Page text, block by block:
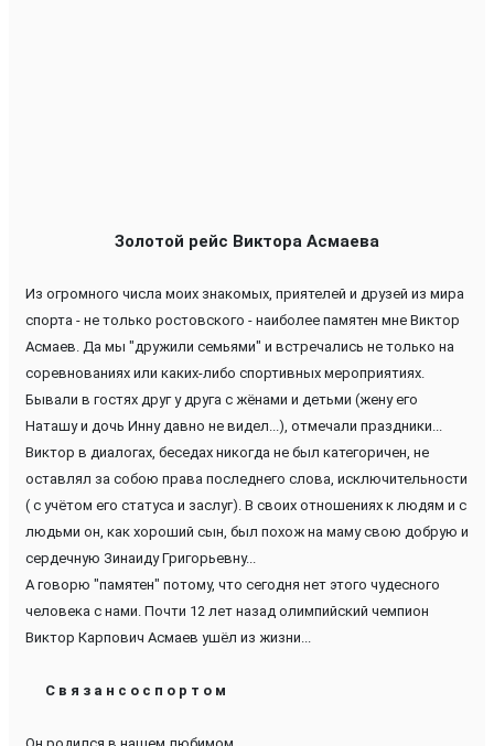
Золотой рейс Виктора Асмаева
Из огромного числа моих знакомых, приятелей и друзей из мира
спорта - не только ростовского - наиболее памятен мне Виктор
Асмаев. Да мы "дружили семьями" и встречались не только на
соревнованиях или каких-либо спортивных мероприятиях.
Бывали в гостях друг у друга с жёнами и детьми (жену его
Наташу и дочь Инну давно не видел...), отмечали праздники...
Виктор в диалогах, беседах никогда не был категоричен, не
оставлял за собою права последнего слова, исключительности
( с учётом его статуса и заслуг). В своих отношениях к людям и с
людьми он, как хороший сын, был похож на маму свою добрую и
сердечную Зинаиду Григорьевну...
А говорю "памятен" потому, что сегодня нет этого чудесного
человека с нами. Почти 12 лет назад олимпийский чемпион
Виктор Карпович Асмаев ушёл из жизни...
С в я з а н с о с п о р т о м